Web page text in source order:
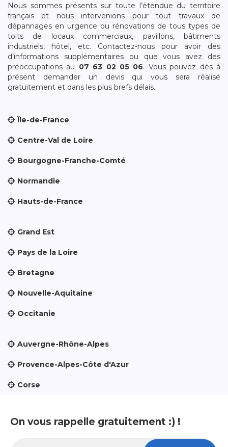
Nous sommes présents sur toute l’étendue du territoire
français et nous intervenions pour tout travaux de
dépannages en urgence ou rénovations de tous types de
toits de locaux commerciaux, pavillons, bâtiments
industriels, hôtel, etc. Contactez-nous pour avoir des
d’informations supplémentaires ou que vous avez des
préoccupations au 07 63 02 05 06. Vous pouvez dès à
présent demander un devis qui vous sera réalisé
gratuitement et dans les plus brefs délais.
Île-de-France
Centre-Val de Loire
Bourgogne-Franche-Comté
Normandie
Hauts-de-France
Grand Est
Pays de la Loire
Bretagne
Nouvelle-Aquitaine
Occitanie
Auvergne-Rhône-Alpes
Provence-Alpes-Côte d'Azur
Corse
On vous rappelle gratuitement :) !